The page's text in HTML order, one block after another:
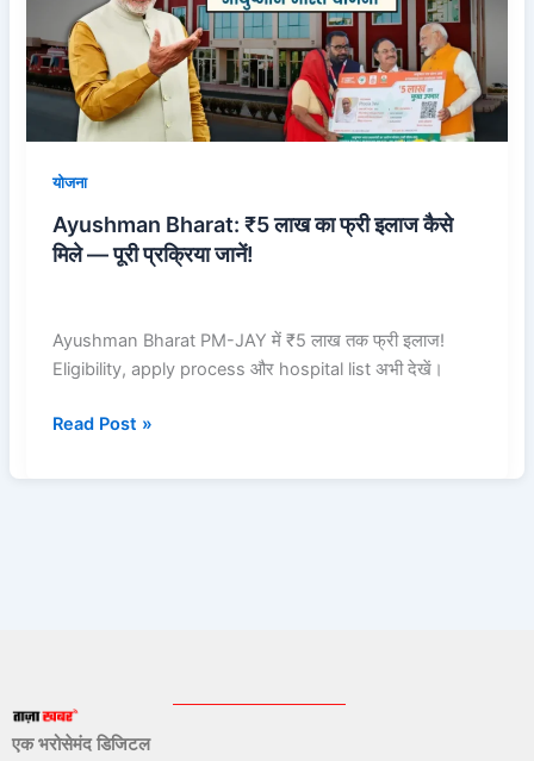
योजना
Ayushman Bharat: ₹5 लाख का फ्री इलाज कैसे
मिले — पूरी प्रक्रिया जानें!
Ayushman Bharat PM-JAY में ₹5 लाख तक फ्री इलाज!
Eligibility, apply process और hospital list अभी देखें।
फ्री
इलाज
कैसे
—
पूरी
जानें!
Read Post »
एक भरोसेमंद डिजिटल